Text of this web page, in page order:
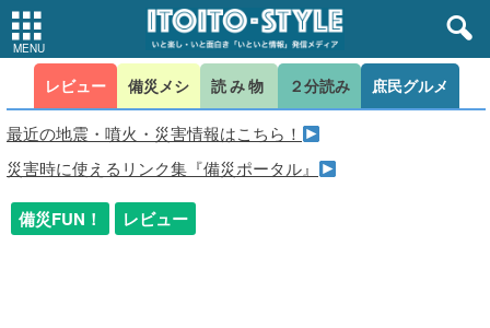
レビュー 備災メシ 読み物 ２分読み 庶民グルメ
最近の地震・噴火・災害情報はこちら！
災害時に使えるリンク集『備災ポータル』
備災FUN！ レビュー